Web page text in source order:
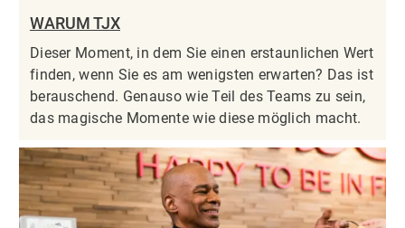
WARUM TJX
Dieser Moment, in dem Sie einen erstaunlichen Wert
finden, wenn Sie es am wenigsten erwarten? Das ist
berauschend. Genauso wie Teil des Teams zu sein,
das magische Momente wie diese möglich macht.